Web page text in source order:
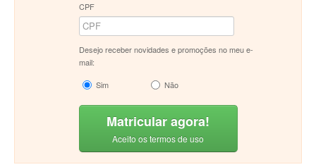
CPF
Desejo receber novidades e promoções no meu e-
mail:
Sim
Não
Matricular agora!
Aceito os termos de uso